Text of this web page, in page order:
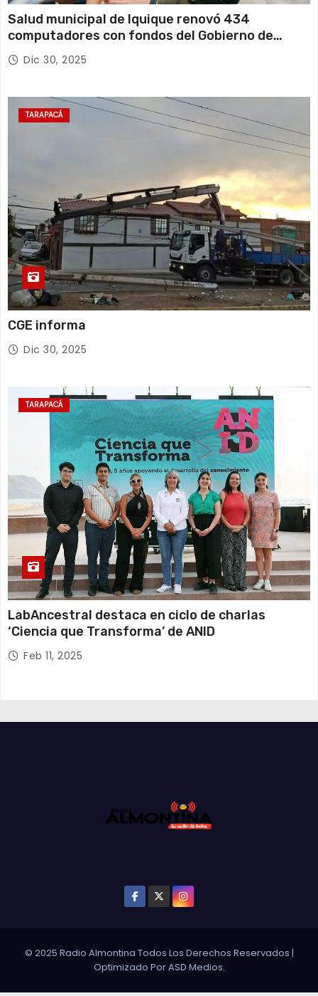
Salud municipal de Iquique renovó 434
computadores con fondos del Gobierno de
Tarapacá
Dic 30, 2025
TARAPACÁ
CGE informa
Dic 30, 2025
TARAPACÁ
LabAncestral destaca en ciclo de charlas
‘Ciencia que Transforma’ de ANID
Feb 11, 2025
© 2025 Radio Almontina Todos Los Derechos Reservados |
Optimizado PorASD Medios.